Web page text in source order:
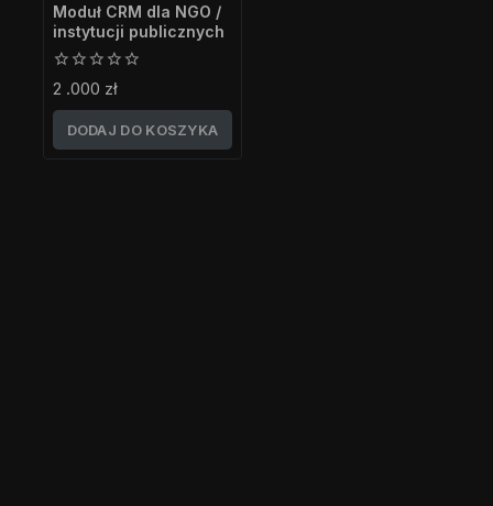
Moduł CRM dla NGO /
instytucji publicznych
0
z
5
2 .000 zł
DODAJ DO KOSZYKA